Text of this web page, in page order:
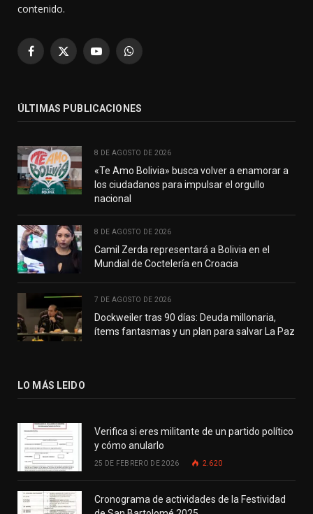
contenido.
Facebook
X
YouTubeWhatsApp
ÚLTIMAS PUBLICACIONES
8 DE AGOSTO DE 2026
«Te Amo Bolivia» busca volver a enamorar a
los ciudadanos para impulsar el orgullo
nacional
8 DE AGOSTO DE 2026
Camil Zerda representará a Bolivia en el
Mundial de Coctelería en Croacia
7 DE AGOSTO DE 2026
Dockweiler tras 90 días: Deuda millonaria,
ítems fantasmas y un plan para salvar La Paz
LO MÁS LEIDO
Verifica si eres militante de un partido político
y cómo anularlo
25 DE FEBRERO DE 2026 2.620
Cronograma de actividades de la Festividad